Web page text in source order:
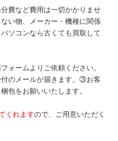
費など費用は一切かかりませ
い物、メーカー・機種に関係
ソコンなら古くても買取して
ォームよりご依頼ください。
のメールが届きます。③お客
包をお願いいたします。
くれますので、ご用意いただく